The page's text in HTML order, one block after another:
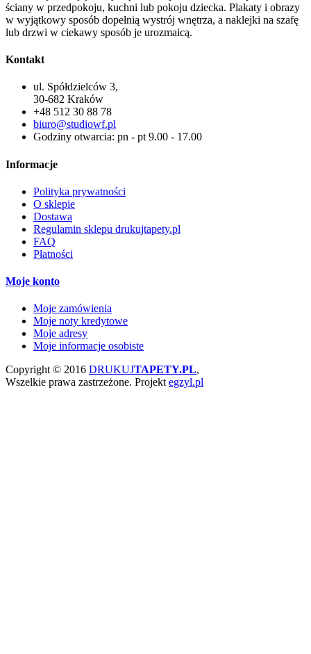
ściany w przedpokoju, kuchni lub pokoju dziecka. Plakaty i obrazy
w wyjątkowy sposób dopełnią wystrój wnętrza, a naklejki na szafę
lub drzwi w ciekawy sposób je urozmaicą.
Kontakt
ul. Spółdzielców 3,
30-682 Kraków
+48 512 30 88 78
biuro@studiowf.pl
Godziny otwarcia: pn - pt 9.00 - 17.00
Informacje
Polityka prywatności
O sklepie
Dostawa
Regulamin sklepu drukujtapety.pl
FAQ
Płatności
Moje konto
Moje zamówienia
Moje noty kredytowe
Moje adresy
Moje informacje osobiste
Copyright © 2016 DRUKUJTAPETY.PL,
Wszelkie prawa zastrzeżone. Projekt egzyl.pl